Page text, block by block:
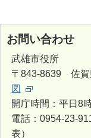
お問い合わせ
武雄市役所
〒843-8639 佐賀
図
開庁時間：平日8
電話：0954-23-
表）